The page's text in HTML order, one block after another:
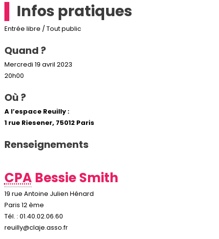
Infos pratiques
Entrée libre / Tout public
Quand ?
Mercredi 19 avril 2023
20h00
Où ?
A l’espace Reuilly :
1 rue Riesener, 75012 Paris
Renseignements
CPABessie Smith
19 rue Antoine Julien Hénard
Paris 12 ème
Tél. : 01.40.02.06.60
reuilly@claje.asso.fr